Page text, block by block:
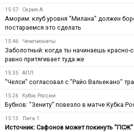
15:57 Серия А
Аморим: клуб уровня "Милана" должен
постараемся это сделать
15:46 Чемпионаты
Заболотный: когда ты начинаешь красно-
равно притягивает туда же
15:35 АПЛ
"Челси" согласовал с "Райо Вальекано"
15:26 Кубок России
Бубнов: "Зениту" повезло в матче Кубка
15:13 Лига 1
Источник: Сафонов может покинуть "ПСЖ"